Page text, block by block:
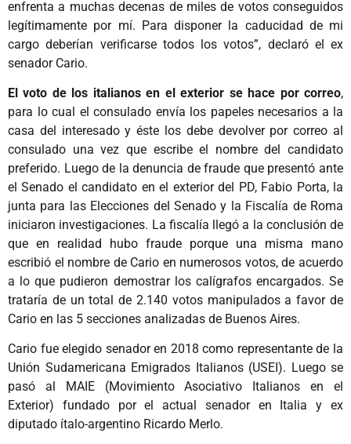
enfrenta a muchas decenas de miles de votos conseguidos
legítimamente por mí. Para disponer la caducidad de mi
cargo deberían verificarse todos los votos”, declaró el ex
senador Cario.
El voto de los italianos en el exterior se hace por correo,
para lo cual el consulado envía los papeles necesarios a la
casa del interesado y éste los debe devolver por correo al
consulado una vez que escribe el nombre del candidato
preferido. Luego de la denuncia de fraude que presentó ante
el Senado el candidato en el exterior del PD, Fabio Porta, la
junta para las Elecciones del Senado y la Fiscalía de Roma
iniciaron investigaciones. La fiscalía llegó a la conclusión de
que en realidad hubo fraude porque una misma mano
escribió el nombre de Cario en numerosos votos, de acuerdo
a lo que pudieron demostrar los calígrafos encargados. Se
trataría de un total de 2.140 votos manipulados a favor de
Cario en las 5 secciones analizadas de Buenos Aires.
Cario fue elegido senador en 2018 como representante de la
Unión Sudamericana Emigrados Italianos (USEI). Luego se
pasó al MAIE (Movimiento Asociativo Italianos en el
Exterior) fundado por el actual senador en Italia y ex
diputado ítalo-argentino Ricardo Merlo.